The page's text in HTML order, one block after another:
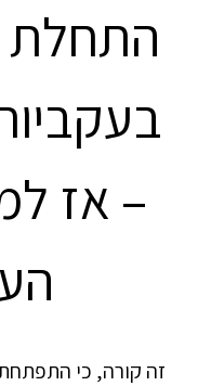
התחלת
– אז
זה קורה, כי